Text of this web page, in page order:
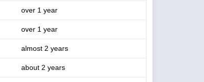
over 1 year
over 1 year
almost 2 years
about 2 years